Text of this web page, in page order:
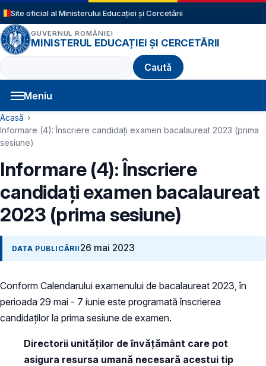
Sari la conținutul principal
Site oficial al Ministerului Educației și Cercetării
GUVERNUL ROMÂNIEI
MINISTERUL EDUCAȚIEI ȘI CERCETĂRII
Caută
Meniu
Navigație principală
Cale de navigare
Acasă
Informare (4): Înscriere candidați examen bacalaureat 2023 (prima
sesiune)
Informare (4): Înscriere
candidați examen bacalaureat
2023 (prima sesiune)
DATA PUBLICĂRII 26 mai 2023
Conform Calendarului examenului de bacalaureat 2023, în
perioada 29 mai - 7 iunie este programată înscrierea
candidaților la prima sesiune de examen.
Directorii unităților de învățământ care pot
asigura resursa umană necesară acestui tip